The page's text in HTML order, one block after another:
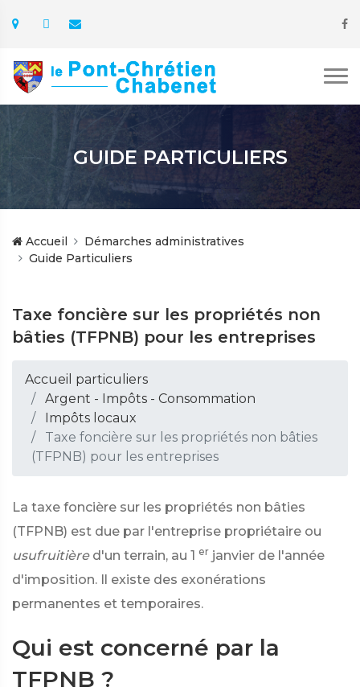
GUIDE PARTICULIERS
Accueil
Démarches administratives
Guide Particuliers
Taxe foncière sur les propriétés non
bâties (TFPNB) pour les entreprises
Accueil particuliers
Argent - Impôts - Consommation
Impôts locaux
Taxe foncière sur les propriétés non bâties
(TFPNB) pour les entreprises
La taxe foncière sur les propriétés non bâties
(TFPNB) est due par l'entreprise propriétaire ou
usufruitière d'un terrain, au 1 er janvier de l'année
d'imposition. Il existe des exonérations
permanentes et temporaires.
Qui est concerné par la
TFPNB ?